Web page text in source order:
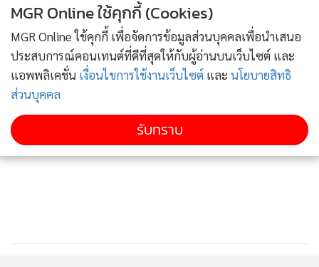
รวมทั้งสินค้าคุณภาพส่งออก เช่น มะม่วงน้ำดอกไม้ กล้วยหอม
ทอง หมอนขิดสมุนไพร ผลิตภัณฑ์ยางพารา และตะกร้าสานไม้ไผ่
เป็นต้น โดยได้รับคำแนะนำจากวิทยากรเพื่อนำไปปรับปรุงและ
MGR Online ใช้คุกกี้ (Cookies)
MGR Online ใช้คุกกี้ เพื่อจัดการข้อมูลส่วนบุคคลเพื่อนำเสนอ
ประสบการณ์คอนเทนต์ที่ดีที่สุดให้กับผู้อ่านบนเว็บไซต์ และ
แอพพลิเคชั่น เงื่อนไขการใช้งานเว็บไซต์ และ นโยบายสิทธิ
ส่วนบุคคล
รับทราบ